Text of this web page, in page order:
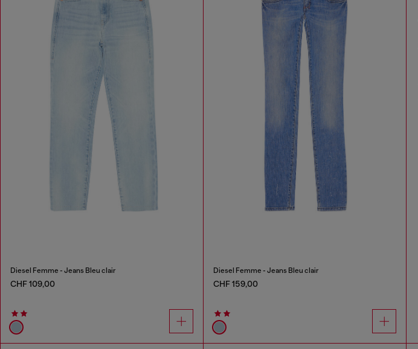
Diesel Femme - Jeans Bleu clair
CHF 109,00
Diesel Femme - Jeans Bleu clair
CHF 159,00